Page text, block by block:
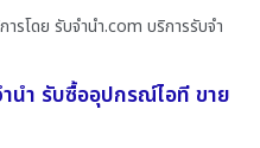
รโดย รับจํานํา.com บริการรับจำ
นำ รับซื้ออุปกรณ์ไอที ขาย